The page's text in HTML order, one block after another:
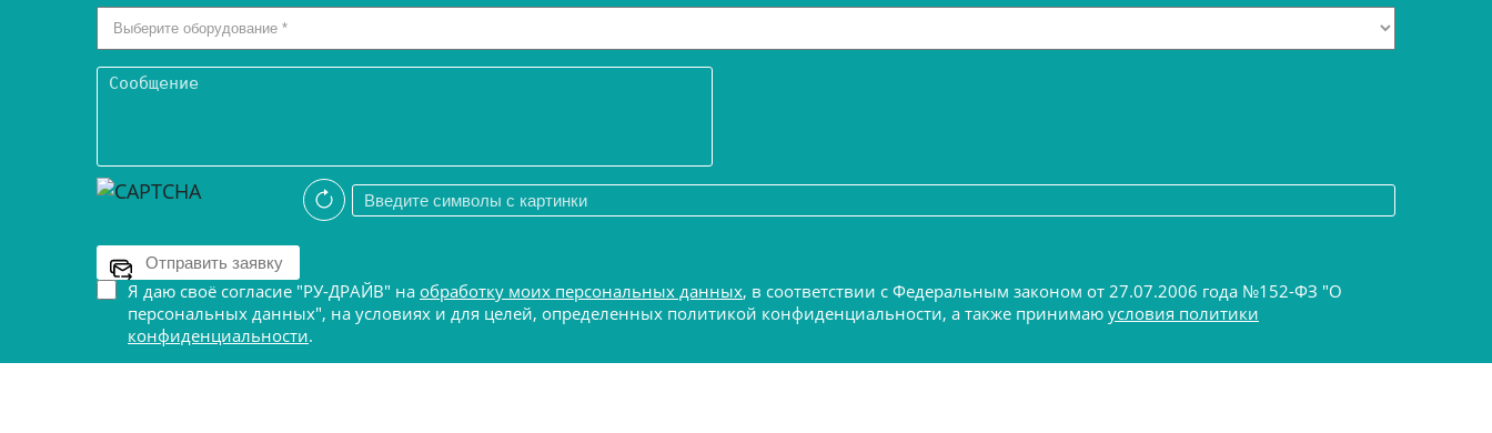
Я даю своё согласие "РУ-ДРАЙВ" на обработку моих персональных данных, в соответствии с Федеральным законом от 27.07.2006 года №152-ФЗ "О
персональных данных", на условиях и для целей, определенных политикой конфиденциальности, а также принимаю условия политики
конфиденциальности.